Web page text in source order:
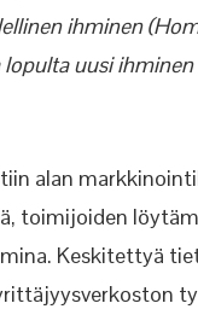
ihminen
uusi
alan
toimijoiden
Keskitettyä